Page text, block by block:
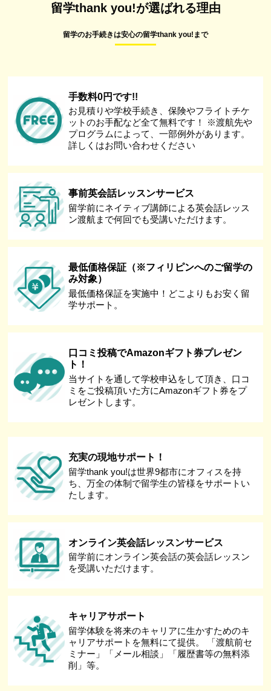
留学thank you!が選ばれる理由
留学のお手続きは安心の留学thank you!まで
手数料0円です!!
お見積りや学校手続き、保険やフライトチケ
ットのお手配など全て無料です！ ※渡航先や
プログラムによって、一部例外があります。
詳しくはお問い合わせください
事前英会話レッスンサービス
留学前にネイティブ講師による英会話レッス
ン渡航まで何回でも受講いただけます。
最低価格保証（※フィリピンへのご留学の
み対象）
最低価格保証を実施中！どこよりもお安く留
学サポート。
口コミ投稿でAmazonギフト券プレゼン
ト！
当サイトを通して学校申込をして頂き、口コ
ミをご投稿頂いた方にAmazonギフト券をプ
レゼントします。
充実の現地サポート！
留学thank you!は世界9都市にオフィスを持
ち、万全の体制で留学生の皆様をサポートい
たします。
オンライン英会話レッスンサービス
留学前にオンライン英会話の英会話レッスン
を受講いただけます。
キャリアサポート
留学体験を将来のキャリアに生かすためのキ
ャリアサポートを無料にて提供。 「渡航前セ
ミナー」「メール相談」「履歴書等の無料添
削」等。